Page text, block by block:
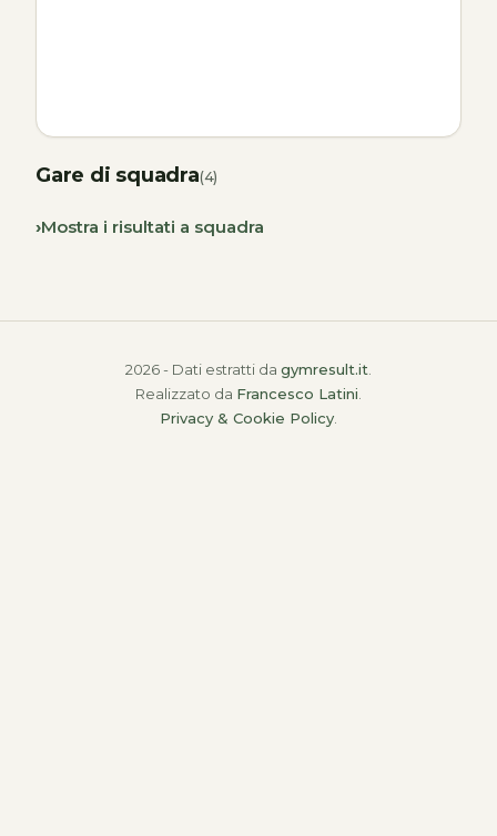
Gare di squadra(4)
Mostra i risultati a squadra
2026 - Dati estratti da gymresult.it
Realizzato da Francesco Latini
Privacy & Cookie Policy